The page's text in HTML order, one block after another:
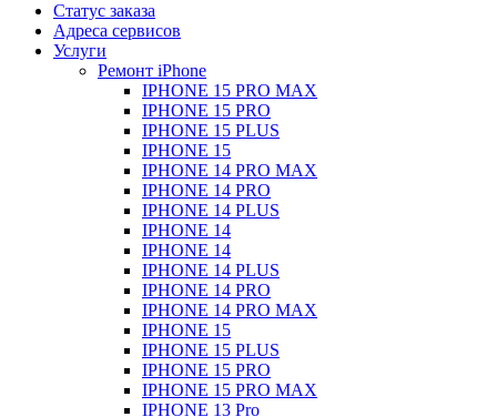
Статус заказа
Адреса сервисов
Услуги
Ремонт iPhone
IPHONE 15 PRO MAX
IPHONE 15 PRO
IPHONE 15 PLUS
IPHONE 15
IPHONE 14 PRO MAX
IPHONE 14 PRO
IPHONE 14 PLUS
IPHONE 14
IPHONE 14
IPHONE 14 PLUS
IPHONE 14 PRO
IPHONE 14 PRO MAX
IPHONE 15
IPHONE 15 PLUS
IPHONE 15 PRO
IPHONE 15 PRO MAX
IPHONE 13 Pro